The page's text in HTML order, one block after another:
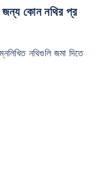
নথিগুলি জমা দিতে